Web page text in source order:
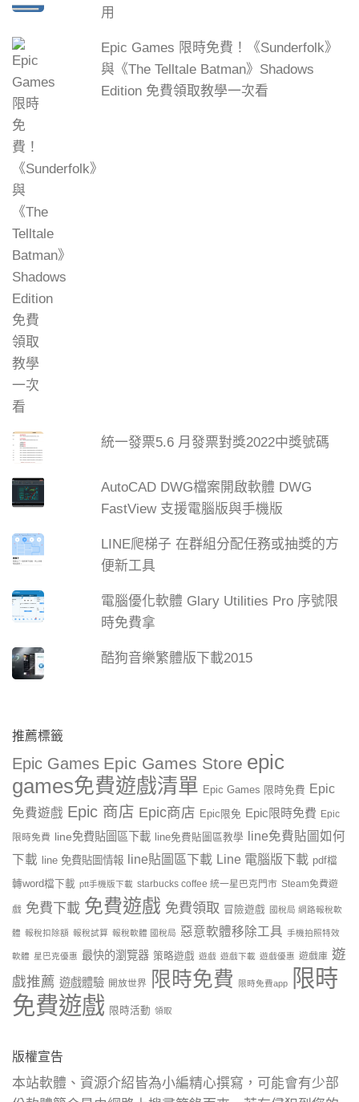
用
Epic Games 限時免費！《Sunderfolk》
與《The Telltale Batman》Shadows
Edition 免費領取教學一次看
統一發票5.6 月發票對獎2022中獎號碼
AutoCAD DWG檔案開啟軟體 DWG
FastView 支援電腦版與手機版
LINE爬梯子 在群組分配任務或抽獎的方
便新工具
電腦優化軟體 Glary Utilities Pro 序號限
時免費拿
酷狗音樂繁體版下載2015
推薦標籤
Epic Games Epic Games Store epic
games免費遊戲清單 Epic Games 限時免費 Epic
免費遊戲 Epic 商店 Epic商店 Epic限免 Epic限時免費 Epic
限時免費 line免費貼圖區下載 line免費貼圖區教學
line免費貼圖如何
下載
line 免費貼圖情報 line貼圖區下載 Line 電腦版下載 pdf檔
轉word檔下載 ptt手機版下載 starbucks coffee 統一星巴克門市 Steam免費遊
戲 免費下載 免費遊戲 免費領取 冒險遊戲 國稅局 網路報稅軟
體 報稅扣除額 報稅試算 報稅軟體 國稅局 惡意軟體移除工具 手機拍照特效
軟體 星巴克優惠 最快的瀏覽器 策略遊戲 遊戲 遊戲下載 遊戲優惠 遊戲庫 遊
戲推薦 遊戲體驗 開放世界 限時免費 限時免費app
限時
免費遊戲 限時活動 領取
版權宣告
本站軟體、資源介紹皆為小編精心撰寫，可能會有少部